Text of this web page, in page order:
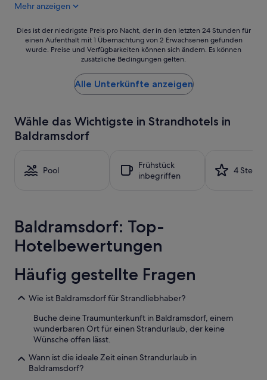
u
r
s
o
s
w
m
a
Mehr anzeigen
Dies
der
in
den
letzten
einen
2 Erwachsenen
gefunden
wurde.
und
Verfügbarkeiten
sich
können
zusätzliche
Bedingungen
gelten.
Dies ist der niedrigste Preis pro Nacht, der in den letzten 24 Stunden für
einen Aufenthalt mit 1 Übernachtung von 2 Erwachsenen gefunden
wurde. Preise und Verfügbarkeiten können sich ändern. Es können
zusätzliche Bedingungen gelten.
Alle Unterkünfte anzeigen
Wähle das Wichtigste in Strandhotels in
Baldramsdorf
Pool
Frühstück
inbegriffen
4 Sterne
Baldramsdorf: Top-
Hotelbewertungen
Häufig gestellte Fragen
Wie ist Baldramsdorf für Strandliebhaber?
Buche deine Traumunterkunft in Baldramsdorf, einem
wunderbaren Ort für einen Strandurlaub, der keine
Wünsche offen lässt.
Wann ist die ideale Zeit einen Strandurlaub in
Baldramsdorf?